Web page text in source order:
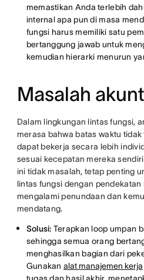
memastikan Anda terlebih
internal apa pun di masa
fungsi harus memiliki satu
bertanggung jawab untuk
kemudian hierarki menurun
Masalah
Dalam lingkungan lintas fungsi,
merasa bahwa batas waktu
dapat bekerja secara lebih
sesuai kecepatan mereka
ini tidak masalah, tetap penting
lintas fungsi dengan
mengalami penundaan dan
mendatang.
Solusi: Terapkan loop umpan
sehingga semua orang
menghasilkan bagian dari
Gunakan alat manajemen kerja